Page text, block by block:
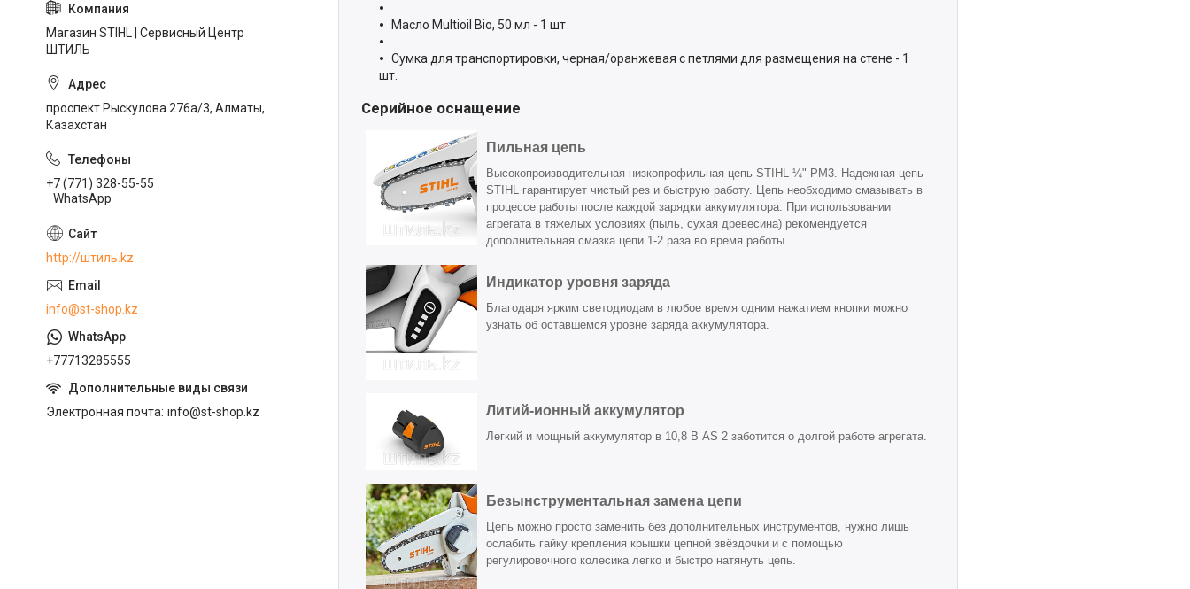
Масло Multioil Bio, 50 мл - 1 шт
Сумка для транспортировки, черная/оранжевая с петлями для размещения на стене - 1
шт.
Серийное оснащение
Пильная цепь
Высокопроизводительная низкопрофильная цепь STIHL ¼" PM3. Надежная цепь
STIHL гарантирует чистый рез и быструю работу. Цепь необходимо смазывать в
процессе работы после каждой зарядки аккумулятора. При использовании
агрегата в тяжелых условиях (пыль, сухая древесина) рекомендуется
дополнительная смазка цепи 1-2 раза во время работы.
Индикатор уровня заряда
Благодаря ярким светодиодам в любое время одним нажатием кнопки можно
узнать об оставшемся уровне заряда аккумулятора.
Литий-ионный аккумулятор
Легкий и мощный аккумулятор в 10,8 В AS 2 заботится о долгой работе агрегата.
Безынструментальная замена цепи
Цепь можно просто заменить без дополнительных инструментов, нужно лишь
ослабить гайку крепления крышки цепной звёздочки и с помощью
регулировочного колесика легко и быстро натянуть цепь.
Магазин STIHL | Сервисный Центр
ШТИЛЬ
проспект Рыскулова 276а/3, Алматы,
Казахстан
+7 (771) 328-55-55
WhatsApp
http://штиль.kz
info@st-shop.kz
+77713285555
Электронная почта info@st-shop.kz